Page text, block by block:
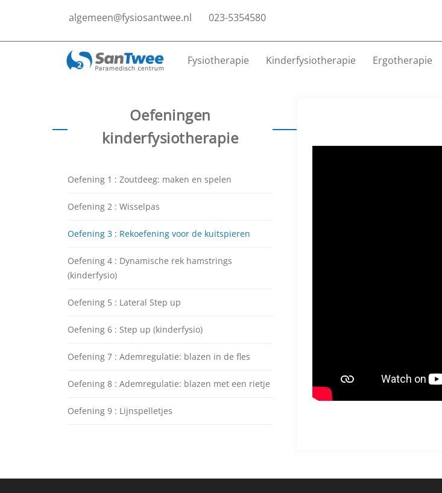
algemeen@fysiosantwee.nl 023-5354580
Fysiotherapie Kinderfysiotherapie Ergotherapie
Oefeningen
kinderfysiotherapie
Oefening 1 : Zoutdeeg: maken en spelen
Oefening 2 : Wisselpas
Oefening 3 : Rekoefening voor de kuitspieren
Oefening 4 : Dynamische rek hamstrings
(kinderfysio)
Oefening 5 : Lateral Step up
Oefening 6 : Step up (kinderfysio)
Oefening 7 : Ademregulatie: blazen in de fles
Oefening 8 : Ademregulatie: blazen met een rietje
Oefening 9 : Lijnspelletjes